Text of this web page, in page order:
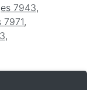
7943,
7971,
,